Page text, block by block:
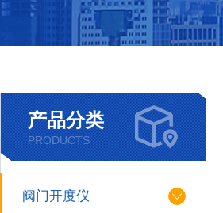
产品分类
PRODUCTS
阀门开度仪